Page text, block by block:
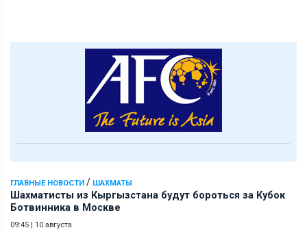
ГЛАВНЫЕ НОВОСТИ / ШАХМАТЫ
Шахматисты из Кыргызстана будут бороться за Кубок
Ботвинника в Москве
09:45 | 10 августа